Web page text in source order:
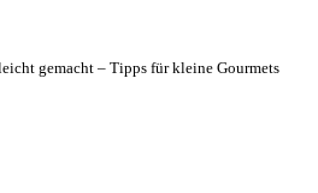
gemacht – Tipps für kleine Gourmets